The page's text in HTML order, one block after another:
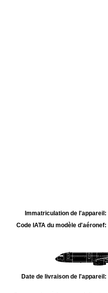
Immatriculation de l'appareil:
Code IATA du modèle d'aéronef:
Date de livraison de l'appareil: